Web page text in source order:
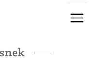
Menu